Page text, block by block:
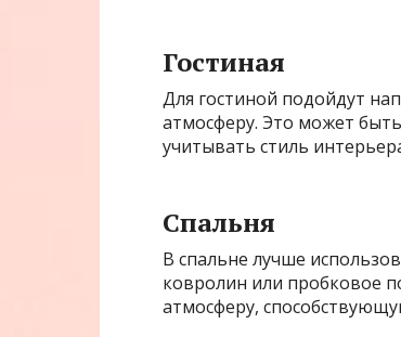
Гостиная
Для гостиной подойдут
атмосферу. Это может
учитывать стиль
Спальня
В спальне лучше
ковролин или пробковое
атмосферу,